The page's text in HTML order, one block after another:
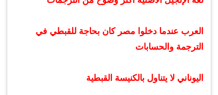
العرب عندما دخلوا مصر كان بحاجة للقبطي في
الترجمة والحسابات
اليوناني لا يتناول بالكنيسة القبطية